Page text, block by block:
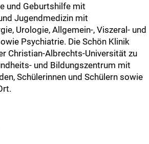
und Geburtshilfe mit
Jugendmedizin mit
Urologie, Allgemein-, Viszeral- und
Psychiatrie. Die Schön Klinik
Christian-Albrechts-Universität zu
und Bildungszentrum mit
Schülerinnen und Schülern sowie